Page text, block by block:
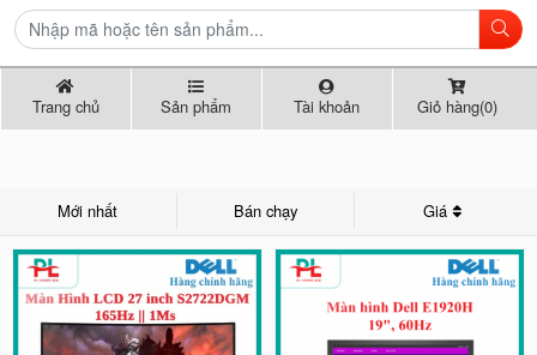
Trang chủ Sản phẩm Tài khoản Giỏ hàng(0)
Mới nhất Bán chạy Giá